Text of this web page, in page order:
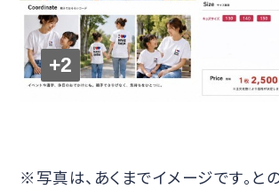
+2
※写真は、あくまでイメージです。との